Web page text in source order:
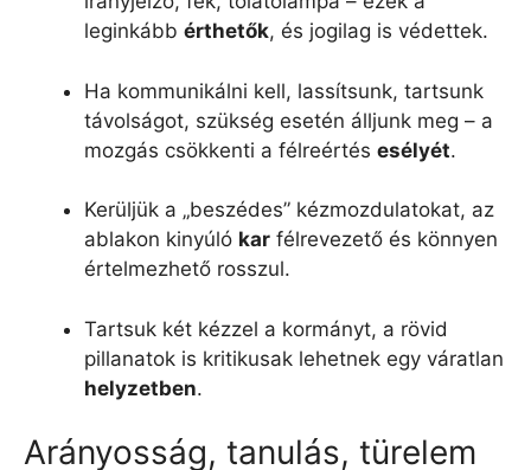
leginkább érthetők, és jogilag is védettek.
Ha kommunikálni kell, lassítsunk, tartsunk
távolságot, szükség esetén álljunk meg – a
mozgás csökkenti a félreértés esélyét.
Kerüljük a „beszédes” kézmozdulatokat, az
ablakon kinyúló kar félrevezető és könnyen
értelmezhető rosszul.
Tartsuk két kézzel a kormányt, a rövid
pillanatok is kritikusak lehetnek egy váratlan
helyzetben.
Arányosság, tanulás, türelem